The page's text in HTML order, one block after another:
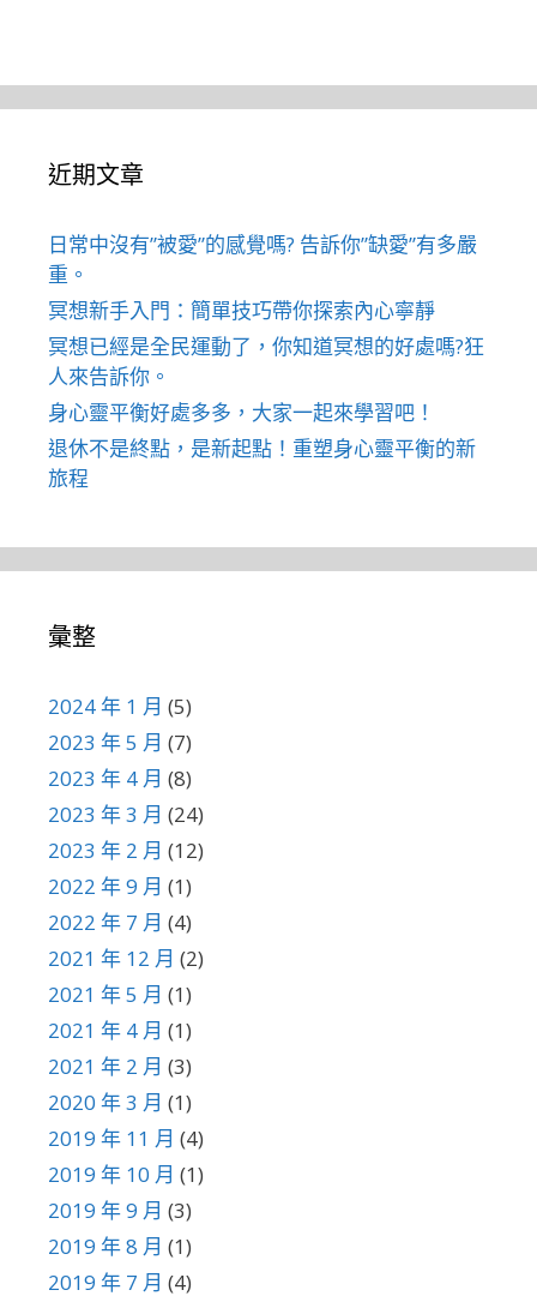
近期文章
日常中沒有”被愛”的感覺嗎? 告訴你”缺愛”有多嚴
重。
冥想新手入門：簡單技巧帶你探索內心寧靜
冥想已經是全民運動了，你知道冥想的好處嗎?狂
人來告訴你。
身心靈平衡好處多多，大家一起來學習吧！
退休不是終點，是新起點！重塑身心靈平衡的新
旅程
彙整
2024 年 1 月 (5)
2023 年 5 月 (7)
2023 年 4 月 (8)
2023 年 3 月 (24)
2023 年 2 月 (12)
2022 年 9 月 (1)
2022 年 7 月 (4)
2021 年 12 月 (2)
2021 年 5 月 (1)
2021 年 4 月 (1)
2021 年 2 月 (3)
2020 年 3 月 (1)
2019 年 11 月 (4)
2019 年 10 月 (1)
2019 年 9 月 (3)
2019 年 8 月 (1)
2019 年 7 月 (4)